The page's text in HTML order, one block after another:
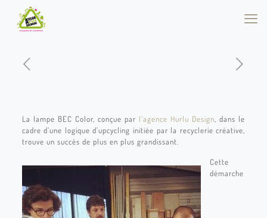
La lampe BEC Color, conçue par l’agence Hurlu Design , dans le
cadre d’une logique d’upcycling initiée par la recyclerie créative,
trouve un succès de plus en plus grandissant.
Cette
démarche